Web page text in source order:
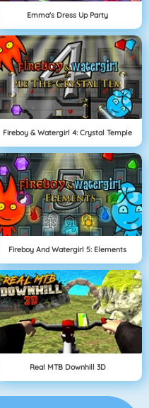
Emma's Dress Up Party
Fireboy & Watergirl 4: Crystal Temple
Fireboy And Watergirl 5: Elements
Real MTB Downhill 3D